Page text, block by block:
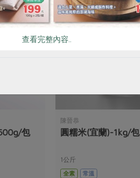
包
陳晉恭
圓糯米(宜蘭)-1kg/包
1公斤
全素
常溫
查看完整內容..